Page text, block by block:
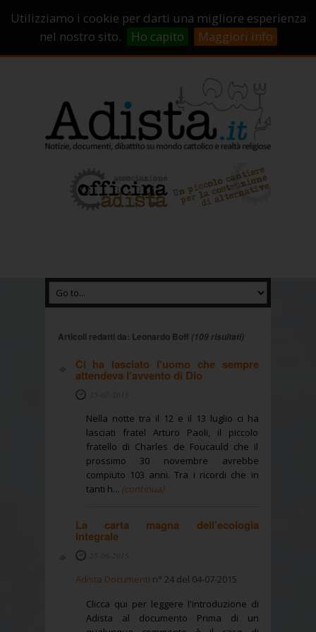
Utilizziamo i cookie per darti una migliore esperienza
nel nostro sito.
Ho capito Maggiori info
Campagne di crowdfunding
Chi Siamo
Articoli redatti da: Leonardo Boff (109 risultati)
Ci ha lasciato l'uomo che sempre
attendeva l'avvento di Dio
Nella notte tra il 12 e il 13 luglio ci ha
lasciati fratel Arturo Paoli, il piccolo
fratello di Charles de Foucauld che il
prossimo 30 novembre avrebbe
compiuto 103 anni. Tra i ricordi che in
tanti h... (continua)
La carta magna dell’ecologia
integrale
Adista Documenti n° 24 del 04-07-2015
Clicca qui per leggere l'introduzione di
Adista al documento Prima di un